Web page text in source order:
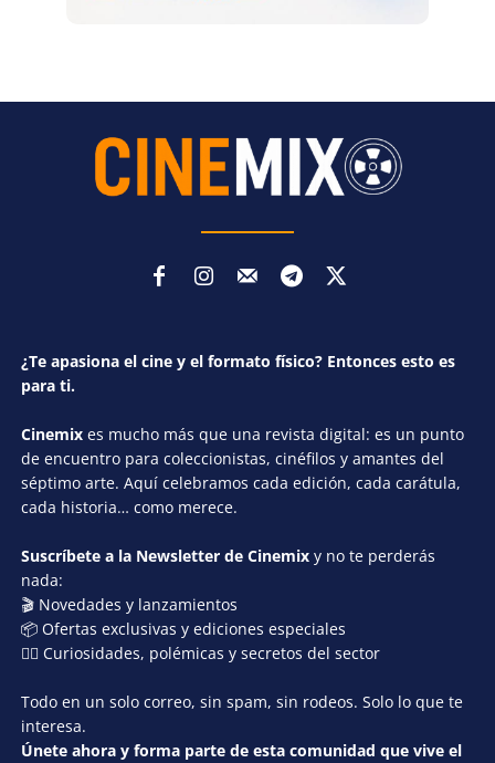
¿Te apasiona el cine y el formato físico? Entonces esto es
para ti.
Cinemix es mucho más que una revista digital: es un punto
de encuentro para coleccionistas, cinéfilos y amantes del
séptimo arte. Aquí celebramos cada edición, cada carátula,
cada historia… como merece.
Suscríbete a la Newsletter de Cinemix y no te perderás
nada:
🎬 Novedades y lanzamientos
📦 Ofertas exclusivas y ediciones especiales
🕵️‍♂️ Curiosidades, polémicas y secretos del sector
Todo en un solo correo, sin spam, sin rodeos. Solo lo que te
interesa.
Únete ahora y forma parte de esta comunidad que vive el